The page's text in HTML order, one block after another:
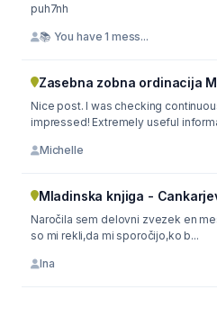
puh7nh
📚 You have 1 mess...
Zasebna zobna ordinacija
Nice post. I was checking
impressed! Extremely useful
Michelle
Mladinska knjiga -
Naročila sem delovni zvezek en
so mi rekli,da mi sporočijo,ko b...
Ina